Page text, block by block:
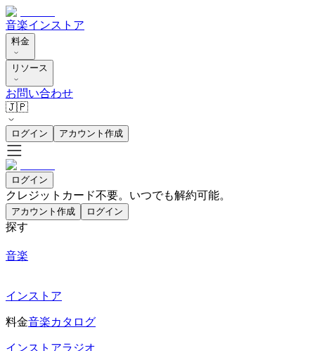
音楽インストア
料金
リソース
お問い合わせ
🇯🇵
ログイン アカウント作成
ログイン
クレジットカード不要。いつでも解約可能。
アカウント作成 ログイン
探す
音楽
インストア
料金音楽カタログ
インストアラジオ